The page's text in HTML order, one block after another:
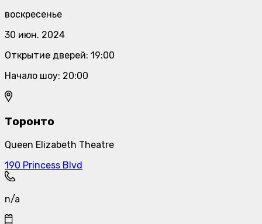
воскресенье
30 июн. 2024
Открытие дверей: 19:00
Начало шоу: 20:00
Торонто
Queen Elizabeth Theatre
190 Princess Blvd
n/a